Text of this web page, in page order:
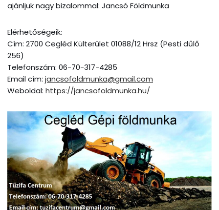
ajánljuk nagy bizalommal: Jancsó Földmunka
Elérhetőségeik:
Cím: 2700 Cegléd Külterület 01088/12 Hrsz (Pesti dűlő
256)
Telefonszám: 06-70-317-4285
Email cím: jancsofoldmunka@gmail.com
Weboldal: https://jancsofoldmunka.hu/